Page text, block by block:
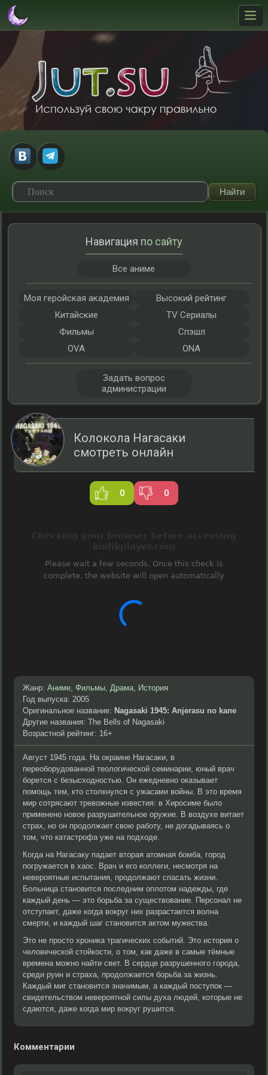
Колокола Нагасаки
смотреть онлайн
0 0
Жанр: Аниме, Фильмы, Драма, История
Год выпуска: 2005
Оригинальное название: Nagasaki 1945: Anjerasu no kane
Другие названия: The Bells of Nagasaki
Возрастной рейтинг: 16+
Август 1945 года. На окраине Нагасаки, в
переоборудованной теологической семинарии, юный врач
борется с безысходностью. Он ежедневно оказывает
помощь тем, кто столкнулся с ужасами войны. В это время
мир сотрясают тревожные известия: в Хиросиме было
применено новое разрушительное оружие. В воздухе витает
страх, но он продолжает свою работу, не догадываясь о
том, что катастрофа уже на подходе.
Когда на Нагасаку падает вторая атомная бомба, город
погружается в хаос. Врач и его коллеги, несмотря на
невероятные испытания, продолжают спасать жизни.
Больница становится последним оплотом надежды, где
каждый день — это борьба за существование. Персонал не
отступает, даже когда вокруг них разрастается волна
смерти, и каждый шаг становится актом мужества.
Это не просто хроника трагических событий. Это история о
человеческой стойкости, о том, как даже в самые тёмные
времена можно найти свет. В сердце разрушенного города,
среди руин и страха, продолжается борьба за жизнь.
Каждый миг становится значимым, а каждый поступок —
свидетельством невероятной силы духа людей, которые не
сдаются, даже когда мир вокруг рушится.
Комментарии
Навигация по сайту
Все аниме
Моя геройская академия
Высокий рейтинг
Китайские
TV Сериалы
Фильмы
Спэшл
OVA
ONA
Задать вопрос
администрации